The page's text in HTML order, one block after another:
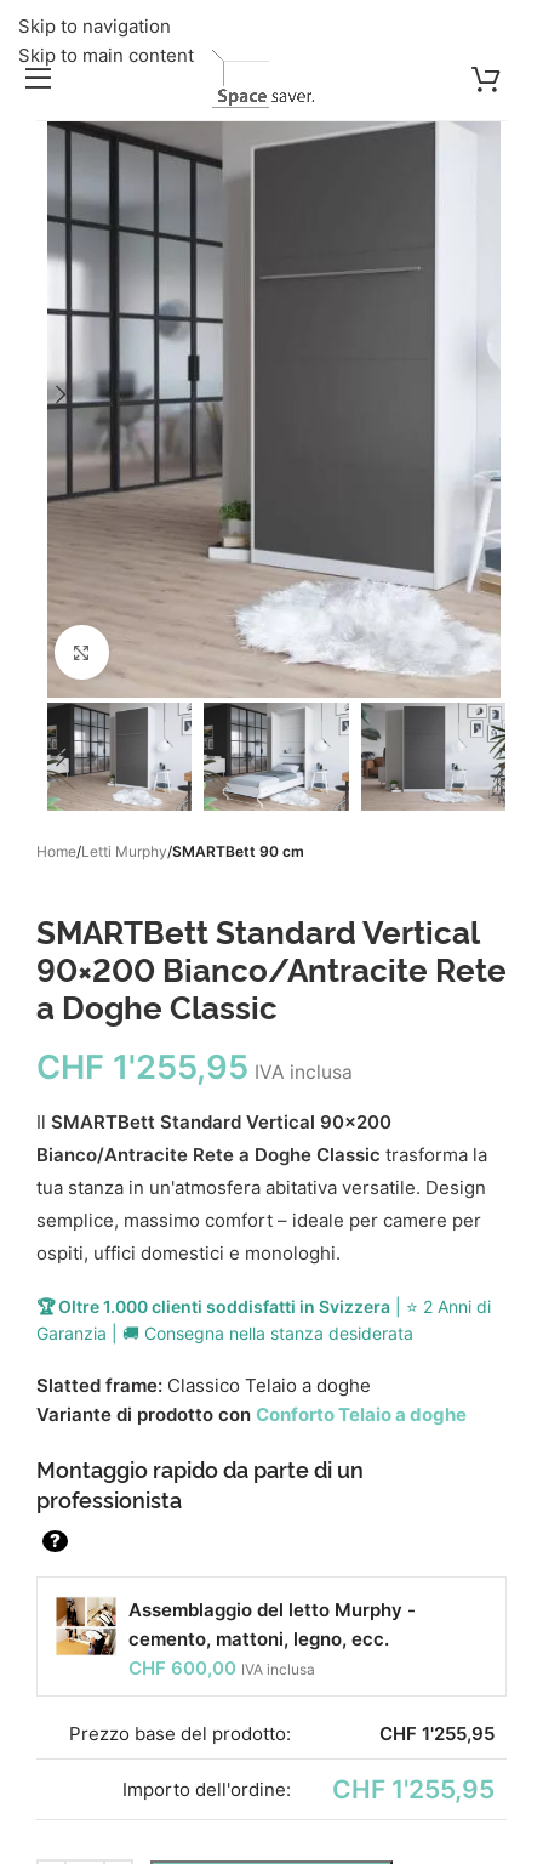
Skip to navigation
Skip to main content
Click to enlarge
Home Letti Murphy SMARTBett 90 cm
SMARTBett Standard Vertical
90×200 Bianco/Antracite Rete
a Doghe Classic
CHF 1'255,95 IVA inclusa
Il SMARTBett Standard Vertical 90x200
Bianco/Antracite Rete a Doghe Classic trasforma la
tua stanza in un'atmosfera abitativa versatile. Design
semplice, massimo comfort – ideale per camere per
ospiti, uffici domestici e monologhi.
🏆 Oltre 1.000 clienti soddisfatti in Svizzera | ⭐ 2 Anni di
Garanzia | 🚚 Consegna nella stanza desiderata
Slatted frame: Classico Telaio a doghe
Variante di prodotto con Conforto Telaio a doghe
Montaggio rapido da parte di un
professionista
?
Assemblaggio del letto Murphy -
cemento, mattoni, legno, ecc.
CHF 600,00 IVA inclusa
Prezzo base del prodotto: CHF 1'255,95
Importo dell'ordine: CHF 1'255,95